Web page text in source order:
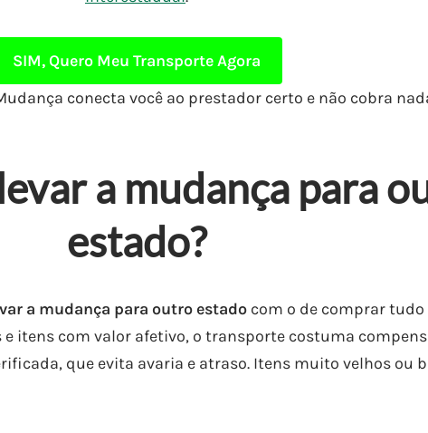
SIM, Quero Meu Transporte Agora
conecta você ao prestador certo e não cobra
a mudança para
estado?
a mudança para outro estadocom o de comprar tudo
itens com valor afetivo, o transporte costuma
que evita avaria e atraso. Itens muito velhos ou